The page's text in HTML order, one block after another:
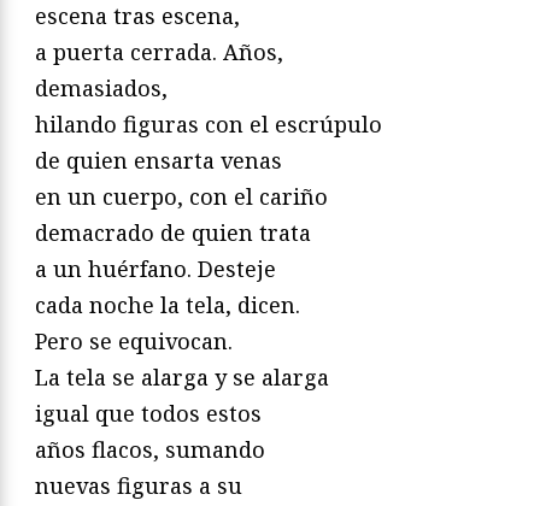
escena tras escena,
a puerta cerrada. Años,
demasiados,
hilando figuras con el escrúpulo
de quien ensarta venas
en un cuerpo, con el cariño
demacrado de quien trata
a un huérfano. Desteje
cada noche la tela, dicen.
Pero se equivocan.
La tela se alarga y se alarga
igual que todos estos
años flacos, sumando
nuevas figuras a su